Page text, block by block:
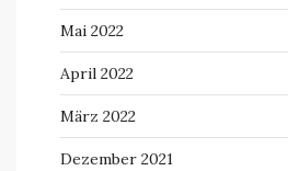
Mai 2022
April 2022
März 2022
Dezember 2021